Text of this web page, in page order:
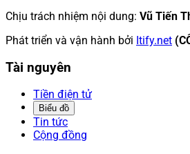
Chịu trách nhiệm nội dung: Vũ Tiến
Phát triển và vận hành bởi Itify.net
Tài nguyên
Tiền điện tử
Biểu đồ
Tin tức
Cộng đồng